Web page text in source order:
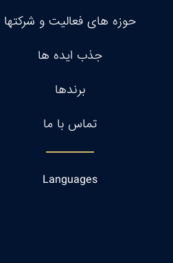
حوزه های فعالیت و شرکتها
جذب ایده ها
برندها
تماس با ما
Languages